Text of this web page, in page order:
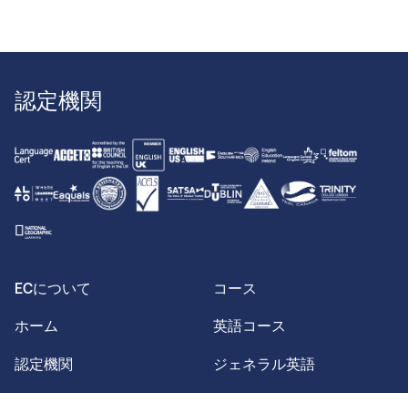
認定機関
ECについて
ホーム
認定機関
コース
英語コース
ジェネラル英語